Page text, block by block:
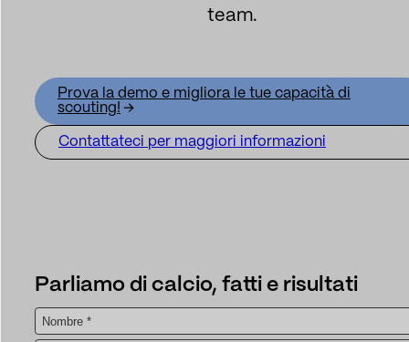
team.
Prova la demo e migliora le tue capacità di
scouting!
Contattateci per maggiori informazioni
Parliamo di calcio, fatti e risultati